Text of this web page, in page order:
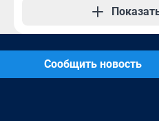
Сообщить новость